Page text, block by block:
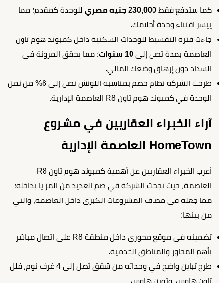
كما ستدفع فقط 230,000 جنيه مصري
للوحدة كمقدم؛ مما
ييسر اقتناء وحدة أحلامك.
جاءت فترة التقسيط للوحدات السكنية داخل كمبوند هوم تاون
العاصمة بمدة تصل إلى 10 سنوات
؛ مما يحقق المرونة في
السداد دون إرهاق وضعك المالي.
طرحت الشركة نظام خصم بمناسبة اللونش تصل إلى 8% من ثمن
الوحدة في كمبوند هوم تاون R8 العاصمة الإدارية.
آراء الخبراء العقاريين في مشروع
HomeTown العاصمة الإدارية
أعرب الخبراء العقاريين عن أهمية كمبوند هوم تاون R8
العاصمة، حيث نجحت الشركة في ضم العديد من المزايا بداخله؛
مما جعله في مصاف المشروعات الكبرى داخل العاصمه، والتي
من بينها:
تضمينه في موقع محوري داخل منطقة R8 على اتصال مباشر
بأهم المحاور والمناطق الخدمية.
طرح تباين واضح في وحداته من شقق تصل إلى 4 غرف نوم، فلل
تاون هاوس، وتوين هاوس.